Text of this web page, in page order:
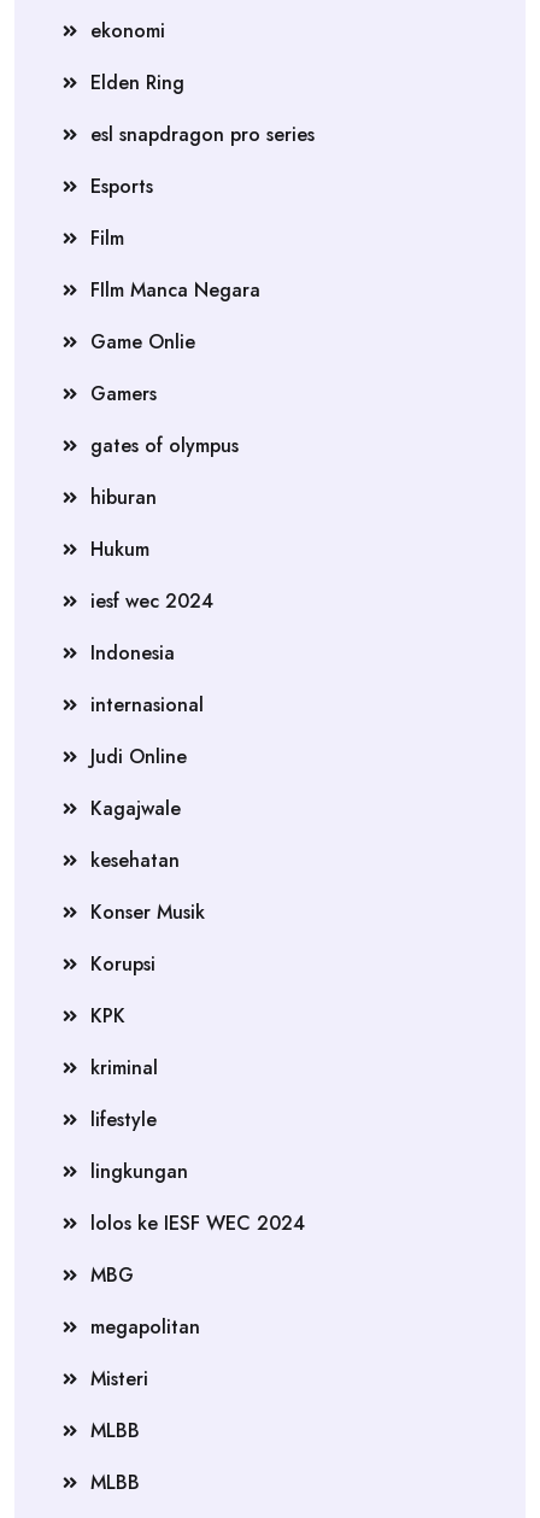
ekonomi
Elden Ring
esl snapdragon pro series
Esports
Film
FIlm Manca Negara
Game Onlie
Gamers
gates of olympus
hiburan
Hukum
iesf wec 2024
Indonesia
internasional
Judi Online
Kagajwale
kesehatan
Konser Musik
Korupsi
KPK
kriminal
lifestyle
lingkungan
lolos ke IESF WEC 2024
MBG
megapolitan
Misteri
MLBB
MLBB